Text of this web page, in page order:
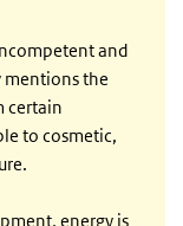
and
mentions the
certain
to cosmetic,
energy is